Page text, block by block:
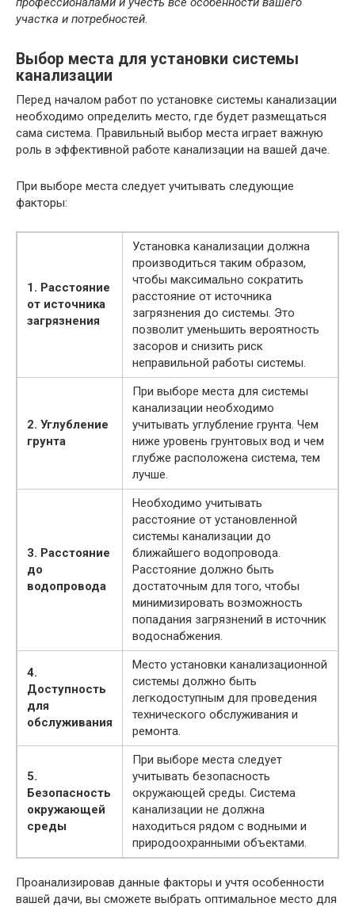
участка и потребностей.
Выбор места для установки системы
канализации
Перед началом работ по установке системы канализации
необходимо определить место, где будет размещаться
сама система. Правильный выбор места играет важную
роль в эффективной работе канализации на вашей даче.
При выборе места следует учитывать следующие
факторы:
1. Расстояние
от источника
загрязнения
Установка канализации должна
производиться таким образом,
чтобы максимально сократить
расстояние от источника
загрязнения до системы. Это
позволит уменьшить вероятность
засоров и снизить риск
неправильной работы системы.
2. Углубление
грунта
При выборе места для системы
канализации необходимо
учитывать углубление грунта. Чем
ниже уровень грунтовых вод и чем
глубже расположена система, тем
лучше.
3. Расстояние
до
водопровода
Необходимо учитывать
расстояние от установленной
системы канализации до
ближайшего водопровода.
Расстояние должно быть
достаточным для того, чтобы
минимизировать возможность
попадания загрязнений в источник
водоснабжения.
4.
Доступность
для
обслуживания
Место установки канализационной
системы должно быть
легкодоступным для проведения
технического обслуживания и
ремонта.
5.
Безопасность
окружающей
среды
При выборе места следует
учитывать безопасность
окружающей среды. Система
канализации не должна
находиться рядом с водными и
природоохранными объектами.
Проанализировав данные факторы и учтя особенности
вашей дачи, вы сможете выбрать оптимальное место для